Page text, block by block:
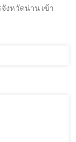
งหวัดน่าน เข้า